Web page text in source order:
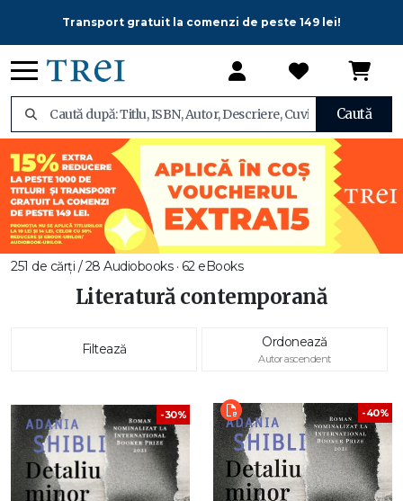
Transport gratuit la comenzi de peste 149 lei!
Caută
251 de cărți / 28 Audiobooks · 62 eBooks
Literatură contemporană
Filtează Ordonează
Autor ascendent
-30% -40%